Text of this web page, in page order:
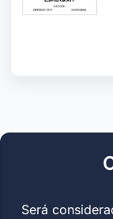
Será